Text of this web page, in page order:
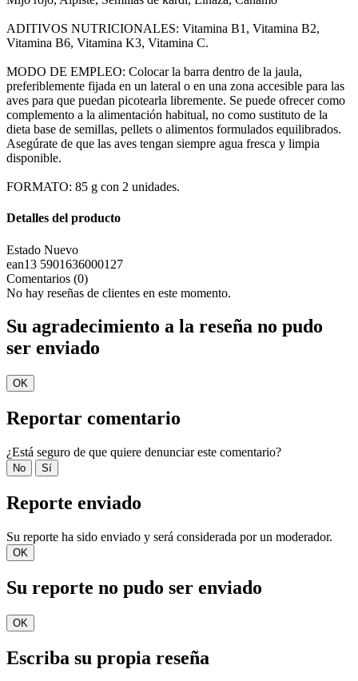
ADITIVOS NUTRICIONALES: Vitamina B1, Vitamina B2,
Vitamina B6, Vitamina K3, Vitamina C.
MODO DE EMPLEO: Colocar la barra dentro de la jaula,
preferiblemente fijada en un lateral o en una zona accesible para las
aves para que puedan picotearla libremente. Se puede ofrecer como
complemento a la alimentación habitual, no como sustituto de la
dieta base de semillas, pellets o alimentos formulados equilibrados.
Asegúrate de que las aves tengan siempre agua fresca y limpia
disponible.
FORMATO: 85 g con 2 unidades.
Detalles del producto
Estado Nuevo
ean13 5901636000127
Comentarios (0)
No hay reseñas de clientes en este momento.
Su agradecimiento a la reseña no pudo
ser enviado
OK
Reportar comentario
¿Está seguro de que quiere denunciar este comentario?
No Sí
Reporte enviado
Su reporte ha sido enviado y será considerada por un moderador.
OK
Su reporte no pudo ser enviado
OK
Escriba su propia reseña